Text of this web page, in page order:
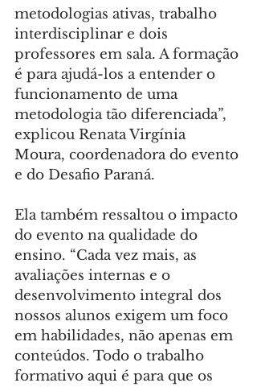
metodologias ativas, trabalho
interdisciplinar e dois
professores em sala. A formação
é para ajudá-los a entender o
funcionamento de uma
metodologia tão diferenciada”,
explicou Renata Virgínia
Moura, coordenadora do evento
e do Desafio Paraná.
Ela também ressaltou o impacto
do evento na qualidade do
ensino. “Cada vez mais, as
avaliações internas e o
desenvolvimento integral dos
nossos alunos exigem um foco
em habilidades, não apenas em
conteúdos. Todo o trabalho
formativo aqui é para que os